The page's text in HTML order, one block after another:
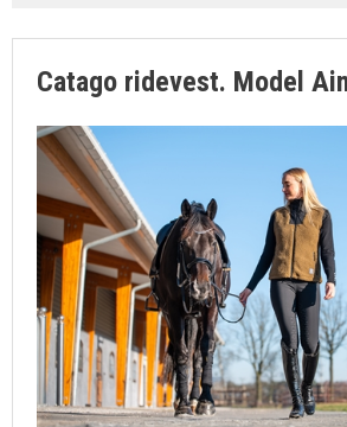
FAVORIT
Catago ridevest. Model